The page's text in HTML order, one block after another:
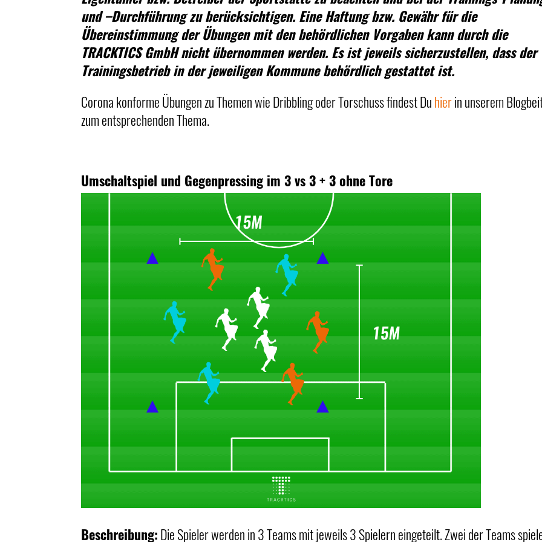
und –Durchführung zu berücksichtigen. Eine Haftung bzw. Gewähr für die
Übereinstimmung der Übungen mit den behördlichen Vorgaben kann durch die
TRACKTICS GmbH nicht übernommen werden. Es ist jeweils sicherzustellen, dass der
Trainingsbetrieb in der jeweiligen Kommune behördlich gestattet ist.
Corona konforme Übungen zu Themen wie Dribbling oder Torschuss findest Duhierin unserem
zum entsprechenden Thema.
Umschaltspiel und Gegenpressing im 3 vs 3 + 3 ohne Tore
Beschreibung:Die Spieler werden in 3 Teams mit jeweils 3 Spielern eingeteilt. Zwei der Teams